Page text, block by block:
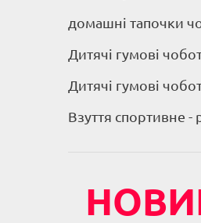
домашні тапочки
Дитячі гумові
Дитячі гумові
Взуття спортивне -